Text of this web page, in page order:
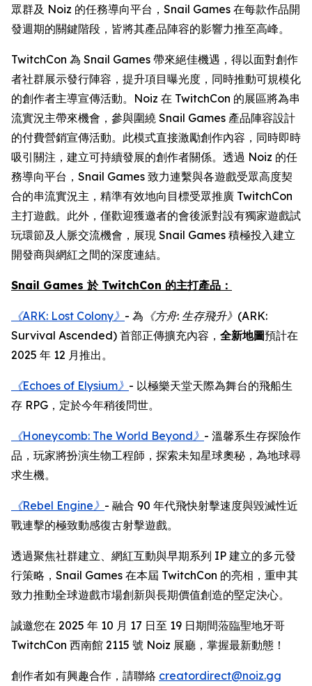
眾群及 Noiz 的任務導向平台，Snail Games 在每款作品開
發週期的關鍵階段，皆將其產品陣容的影響力推至高峰。
TwitchCon 為 Snail Games 帶來絕佳機遇，得以面對創作
者社群展示發行陣容，提升項目曝光度，同時推動可規模化
的創作者主導宣傳活動。Noiz 在 TwitchCon 的展區將為串
流實況主帶來機會，參與圍繞 Snail Games 產品陣容設計
的付費營銷宣傳活動。此模式直接激勵創作內容，同時即時
吸引關注，建立可持續發展的創作者關係。透過 Noiz 的任
務導向平台，Snail Games 致力連繫與各遊戲受眾高度契
合的串流實況主，精準有效地向目標受眾推廣 TwitchCon
主打遊戲。此外，僅歡迎獲邀者的會後派對設有獨家遊戲試
玩環節及人脈交流機會，展現 Snail Games 積極投入建立
開發商與網紅之間的深度連結。
Snail Games 於 TwitchCon 的主打產品：
《ARK: Lost Colony》 - 為 《方舟: 生存飛升》 (ARK:
Survival Ascended) 首部正傳擴充內容， 全新地圖預計在
2025 年 12 月推出。
《Echoes of Elysium》 - 以極樂天堂天際為舞台的飛船生
存 RPG，定於今年稍後問世。
《Honeycomb: The World Beyond》 - 溫馨系生存探險作
品，玩家將扮演生物工程師，探索未知星球奧秘，為地球尋
求生機。
《Rebel Engine》 - 融合 90 年代飛快射擊速度與毀滅性近
戰連擊的極致動感復古射擊遊戲。
透過聚焦社群建立、網紅互動與早期系列 IP 建立的多元發
行策略，Snail Games 在本屆 TwitchCon 的亮相，重申其
致力推動全球遊戲市場創新與長期價值創造的堅定決心。
誠邀您在 2025 年 10 月 17 日至 19 日期間蒞臨聖地牙哥
TwitchCon 西南館 2115 號 Noiz 展廳，掌握最新動態！
創作者如有興趣合作，請聯絡 creatordirect@noiz.gg